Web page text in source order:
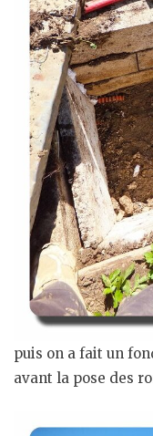
puis on a fait un
avant la pose des